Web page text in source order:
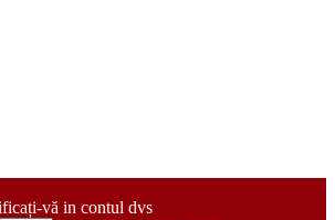
vă in contul dvs